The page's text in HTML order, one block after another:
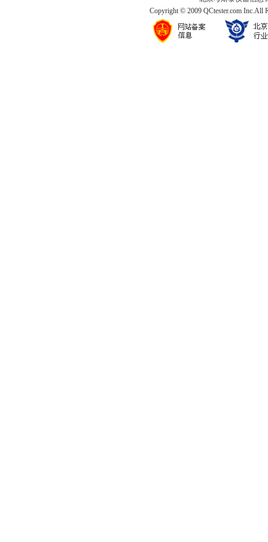
Copyright © 2009 QCtester.com Inc.All